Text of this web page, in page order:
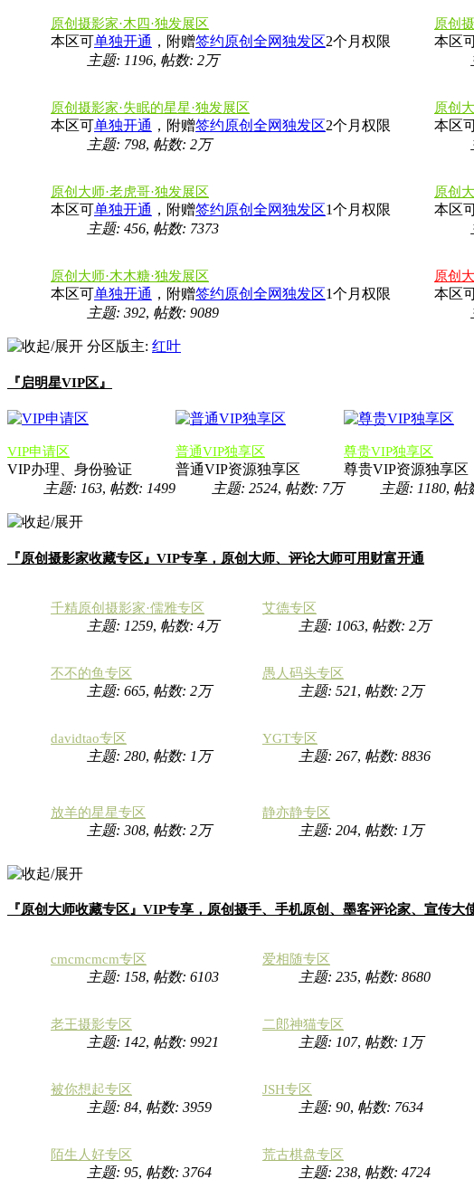
原创摄影家·木四·独发展区
本区可单独开通 ，附赠签约原创全网独发区2个月权限
主题: 1196, 帖数: 2万
原创
本区
原创摄影家·失眠的星星·独发展区
本区可单独开通 ，附赠签约原创全网独发区2个月权限
主题: 798, 帖数: 2万
原创
本区
原创大师·老虎哥·独发展区
本区可单独开通 ，附赠签约原创全网独发区1个月权限
主题: 456, 帖数: 7373
原创
本区
原创大师·木木糖·独发展区
本区可单独开通 ，附赠签约原创全网独发区1个月权限
主题: 392, 帖数: 9089
原创
本区
分区版主: 红叶
『启明星VIP区』
VIP申请区
VIP办理、身份验证
主题: 163, 帖数: 1499
普通VIP独享区
普通VIP资源独享区
主题: 2524, 帖数: 7万
尊贵VIP独享区
尊贵VIP资源独享区
主题: 1180, 帖
『原创摄影家收藏专区』VIP专享，原创大师、评论大师可用财富开通
千精原创摄影家·儒雅专区
主题: 1259, 帖数: 4万
艾德专区
主题: 1063, 帖数: 2万
不不的鱼专区
主题: 665, 帖数: 2万
愚人码头专区
主题: 521, 帖数: 2万
davidtao专区
主题: 280, 帖数: 1万
YGT专区
主题: 267, 帖数: 8836
放羊的星星专区
主题: 308, 帖数: 2万
静亦静专区
主题: 204, 帖数: 1万
『原创大师收藏专区』VIP专享，原创摄手、手机原创、墨客评论家、宣传大
cmcmcmcm专区
主题: 158, 帖数: 6103
爱相随专区
主题: 235, 帖数: 8680
老王摄影专区
主题: 142, 帖数: 9921
二郎神猫专区
主题: 107, 帖数: 1万
被你想起专区
主题: 84, 帖数: 3959
JSH专区
主题: 90, 帖数: 7634
陌生人好专区
主题: 95, 帖数: 3764
荒古棋盘专区
主题: 238, 帖数: 4724